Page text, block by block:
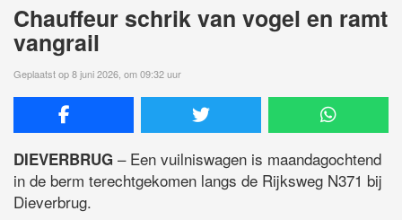
Chauffeur schrik van vogel en ramt
vangrail
Geplaatst op 8 juni 2026, om 09:32 uur
DIEVERBRUG – Een vuilniswagen is maandagochtend
in de berm terechtgekomen langs de Rijksweg N371 bij
Dieverbrug.